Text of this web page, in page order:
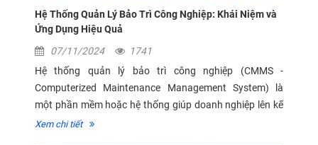
Hệ Thống Quản Lý Bảo Trì Công Nghiệp: Khái Niệm và
Ứng Dụng Hiệu Quả
07/11/2024
1741
Hệ thống quản lý bảo trì công nghiệp (CMMS -
Computerized Maintenance Management System) là
một phần mềm hoặc hệ thống giúp doanh nghiệp lên kế
hoạch, theo dõi và quản lý các hoạt động bảo trì máy
Xem chi tiết